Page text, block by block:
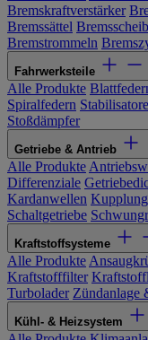
Bremskraftverstärker
Bremssättel
Bremstrommeln
Fahrwerksteile
Alle Produkte
Spiralfedern
Stoßdämpfer
Getriebe & Antrieb
Alle Produkte
Differenziale
Kardanwellen
Schaltgetriebe
Kraftstoffsysteme
Alle Produkte
Kraftstofffilter
Turbolader Zündanlage
Kühl- & Heizsystem